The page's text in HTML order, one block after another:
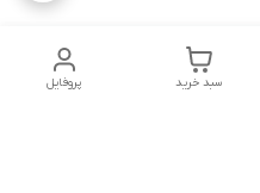
پروفایل سبد خرید